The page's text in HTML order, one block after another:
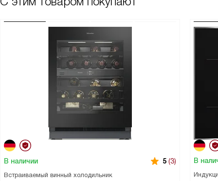
В наличии 5 (3)
Встраиваемый винный холодильник
В